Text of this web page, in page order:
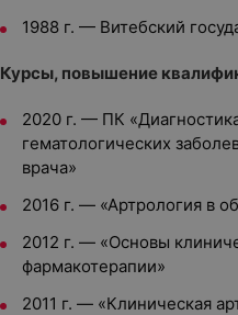
1988 г. — Витебский
Курсы, повышение
2020 г. — ПК
гематологических
врача»
2016 г. — «Артрология в
2012 г. — «Основы
фармакотерапии»
2011 г. — «Клиническая